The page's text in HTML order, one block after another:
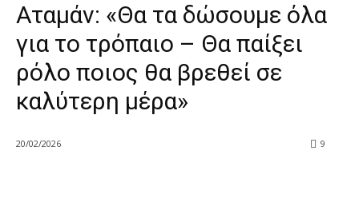
Αταμάν: «Θα τα δώσουμε όλα
για το τρόπαιο – Θα παίξει
ρόλο ποιος θα βρεθεί σε
καλύτερη μέρα»
20/02/2026 9